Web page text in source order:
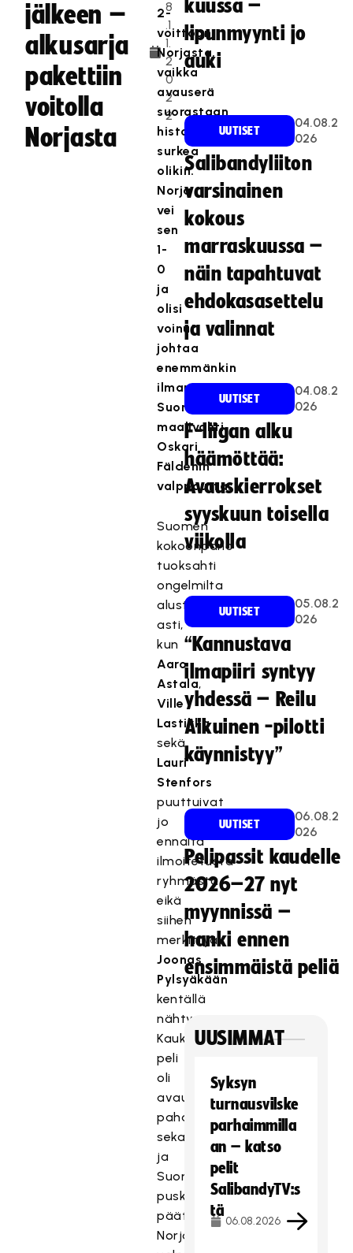
jälkeen –
alkusarja
pakettiin
voitolla
Norjasta
8
.1
1.
2
0
2
2
2-
voittoon
Norjasta,
vaikka
avauserä
suorastaan
historiallisen
surkea
olikin.
Norja
vei
sen
1-
0
ja
olisi
voinut
johtaa
enemmänkin
ilman
Suomen
maalivahti
Oskari
Fäldenin
valppautta.
Suomen
kokoonpano
tuoksahti
ongelmilta
alusta
asti,
kun
Aaro
Astala,
Ville
Lastikka
sekä
Lauri
Stenfors
puuttuivat
jo
ennalta
ilmoitetusta
ryhmästä
eikä
siihen
merkittyä
Joonas
Pylsyäkään
kentällä
nähty.
Kaukalossa
peli
oli
avauserässä
pahasti
sekaisin,
ja
Suomi
puski
päätään
Norjan
kuussa –
lipunmyynti jo
auki
UUTISET
04.08.2
026
Salibandyliiton
varsinainen
kokous
marraskuussa –
näin tapahtuvat
ehdokasasettelu
ja valinnat
UUTISET
04.08.2
026
F-liigan alku
häämöttää:
Avauskierrokset
syyskuun toisella
viikolla
UUTISET
05.08.2
026
“Kannustava
ilmapiiri syntyy
yhdessä – Reilu
Aikuinen -pilotti
käynnistyy”
UUTISET
06.08.2
026
Pelipassit kaudelle
2026–27 nyt
myynnissä –
hanki ennen
ensimmäistä peliä
UUSIMMAT
Syksyn
turnausvilske
parhaimmilla
an – katso
pelit
SalibandyTV:s
tä
06.08.2026